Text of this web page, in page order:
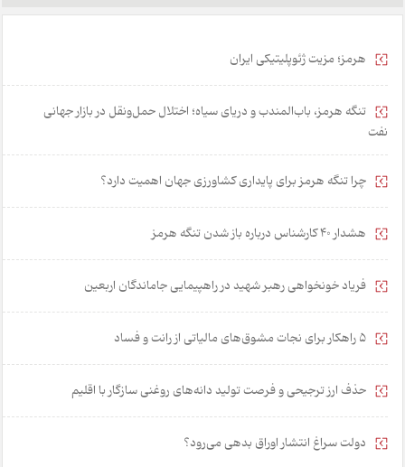
هرمز؛ مزیت ژئوپلیتیکی ایران
تنگه هرمز، باب‌المندب و دریای سیاه؛ اختلال حمل‌ونقل در بازار جهانی
نفت
چرا تنگه هرمز برای پایداری کشاورزی جهان اهمیت دارد؟
هشدار 40 کارشناس درباره باز شدن تنگه هرمز
فریاد خونخواهی رهبر شهید در راهپیمایی جاماندگان اربعین
۵ راهکار برای نجات مشوق‌های مالیاتی از رانت و فساد
حذف ارز ترجیحی و فرصت تولید دانه‌های روغنی سازگار با اقلیم
دولت سراغ انتشار اوراق بدهی می‌رود؟